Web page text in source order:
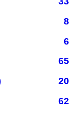
8
6
65
20
62